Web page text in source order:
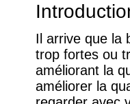
Il arrive que la
trop fortes ou
améliorant la
améliorer la